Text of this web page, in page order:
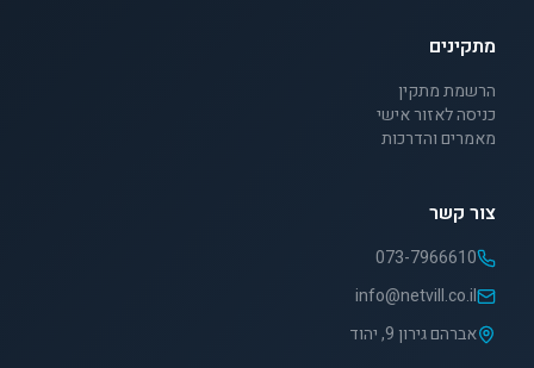
מתקינים
הרשמת מתקין
כניסה לאזור אישי
מאמרים והדרכות
צור קשר
073-7966610
info@netvill.co.il
אברהם גירון 9, יהוד